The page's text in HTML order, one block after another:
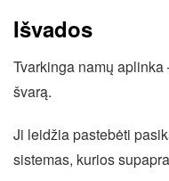
Išvados
Tvarkinga namų
švarą.
Ji leidžia pastebėti
sistemas, kurios